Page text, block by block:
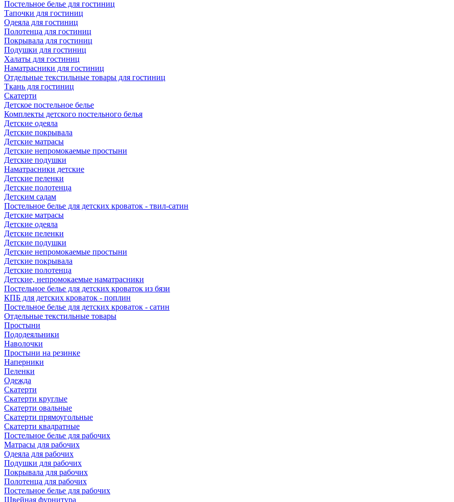
Постельное белье для гостиниц
Тапочки для гостиниц
Одеяла для гостиниц
Полотенца для гостиниц
Покрывала для гостиниц
Подушки для гостиниц
Халаты для гостиниц
Наматрасники для гостиниц
Отдельные текстильные товары для гостиниц
Ткань для гостиниц
Скатерти
Детское постельное белье
Комплекты детского постельного белья
Детские одеяла
Детские покрывала
Детские матрасы
Детские непромокаемые простыни
Детские подушки
Наматрасники детские
Детские пеленки
Детские полотенца
Детским садам
Постельное белье для детских кроваток - твил-сатин
Детские матрасы
Детские одеяла
Детские пеленки
Детские подушки
Детские непромокаемые простыни
Детские покрывала
Детские полотенца
Детские, непромокаемые наматрасники
Постельное белье для детских кроваток из бязи
КПБ для детских кроваток - поплин
Постельное белье для детских кроваток - сатин
Отдельные текстильные товары
Простыни
Пододеяльники
Наволочки
Простыни на резинке
Наперники
Пеленки
Одежда
Скатерти
Скатерти круглые
Скатерти овальные
Скатерти прямоугольные
Скатерти квадратные
Постельное белье для рабочих
Матрасы для рабочих
Одеяла для рабочих
Подушки для рабочих
Покрывала для рабочих
Полотенца для рабочих
Постельное белье для рабочих
Швейная фурнитура